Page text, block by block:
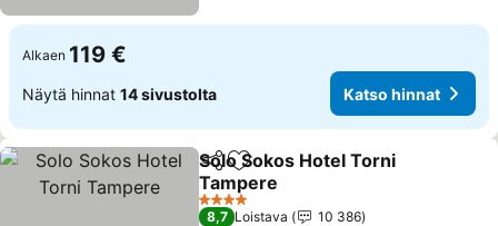
Alkaen 119 €
Näytä hinnat 14 sivustolta Katso hinnat
Jaa Lisää suosikkeihin
Solo Sokos Hotel Torni
Tampere
Katso hinnat
4 Tähtiluokitus
8,7 Loistava
10 386